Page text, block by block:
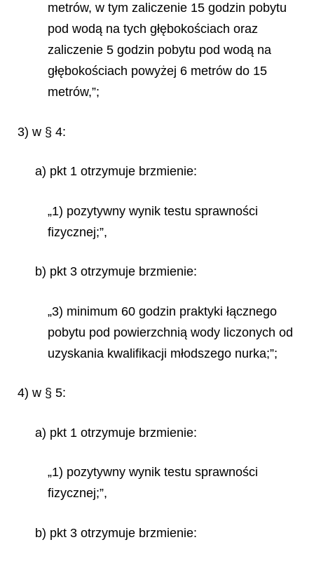
metrów, w tym zaliczenie 15 godzin pobytu
pod wodą na tych głębokościach oraz
zaliczenie 5 godzin pobytu pod wodą na
głębokościach powyżej 6 metrów do 15
metrów,”;
3) w § 4:
a) pkt 1 otrzymuje brzmienie:
„1) pozytywny wynik testu sprawności
fizycznej;”,
b) pkt 3 otrzymuje brzmienie:
„3) minimum 60 godzin praktyki łącznego
pobytu pod powierzchnią wody liczonych od
uzyskania kwalifikacji młodszego nurka;”;
4) w § 5:
a) pkt 1 otrzymuje brzmienie:
„1) pozytywny wynik testu sprawności
fizycznej;”,
b) pkt 3 otrzymuje brzmienie: